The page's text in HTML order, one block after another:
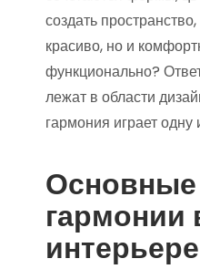
создать
красиво, но и
функционально?
лежат в области
гармония играет
гармонии
интерьере